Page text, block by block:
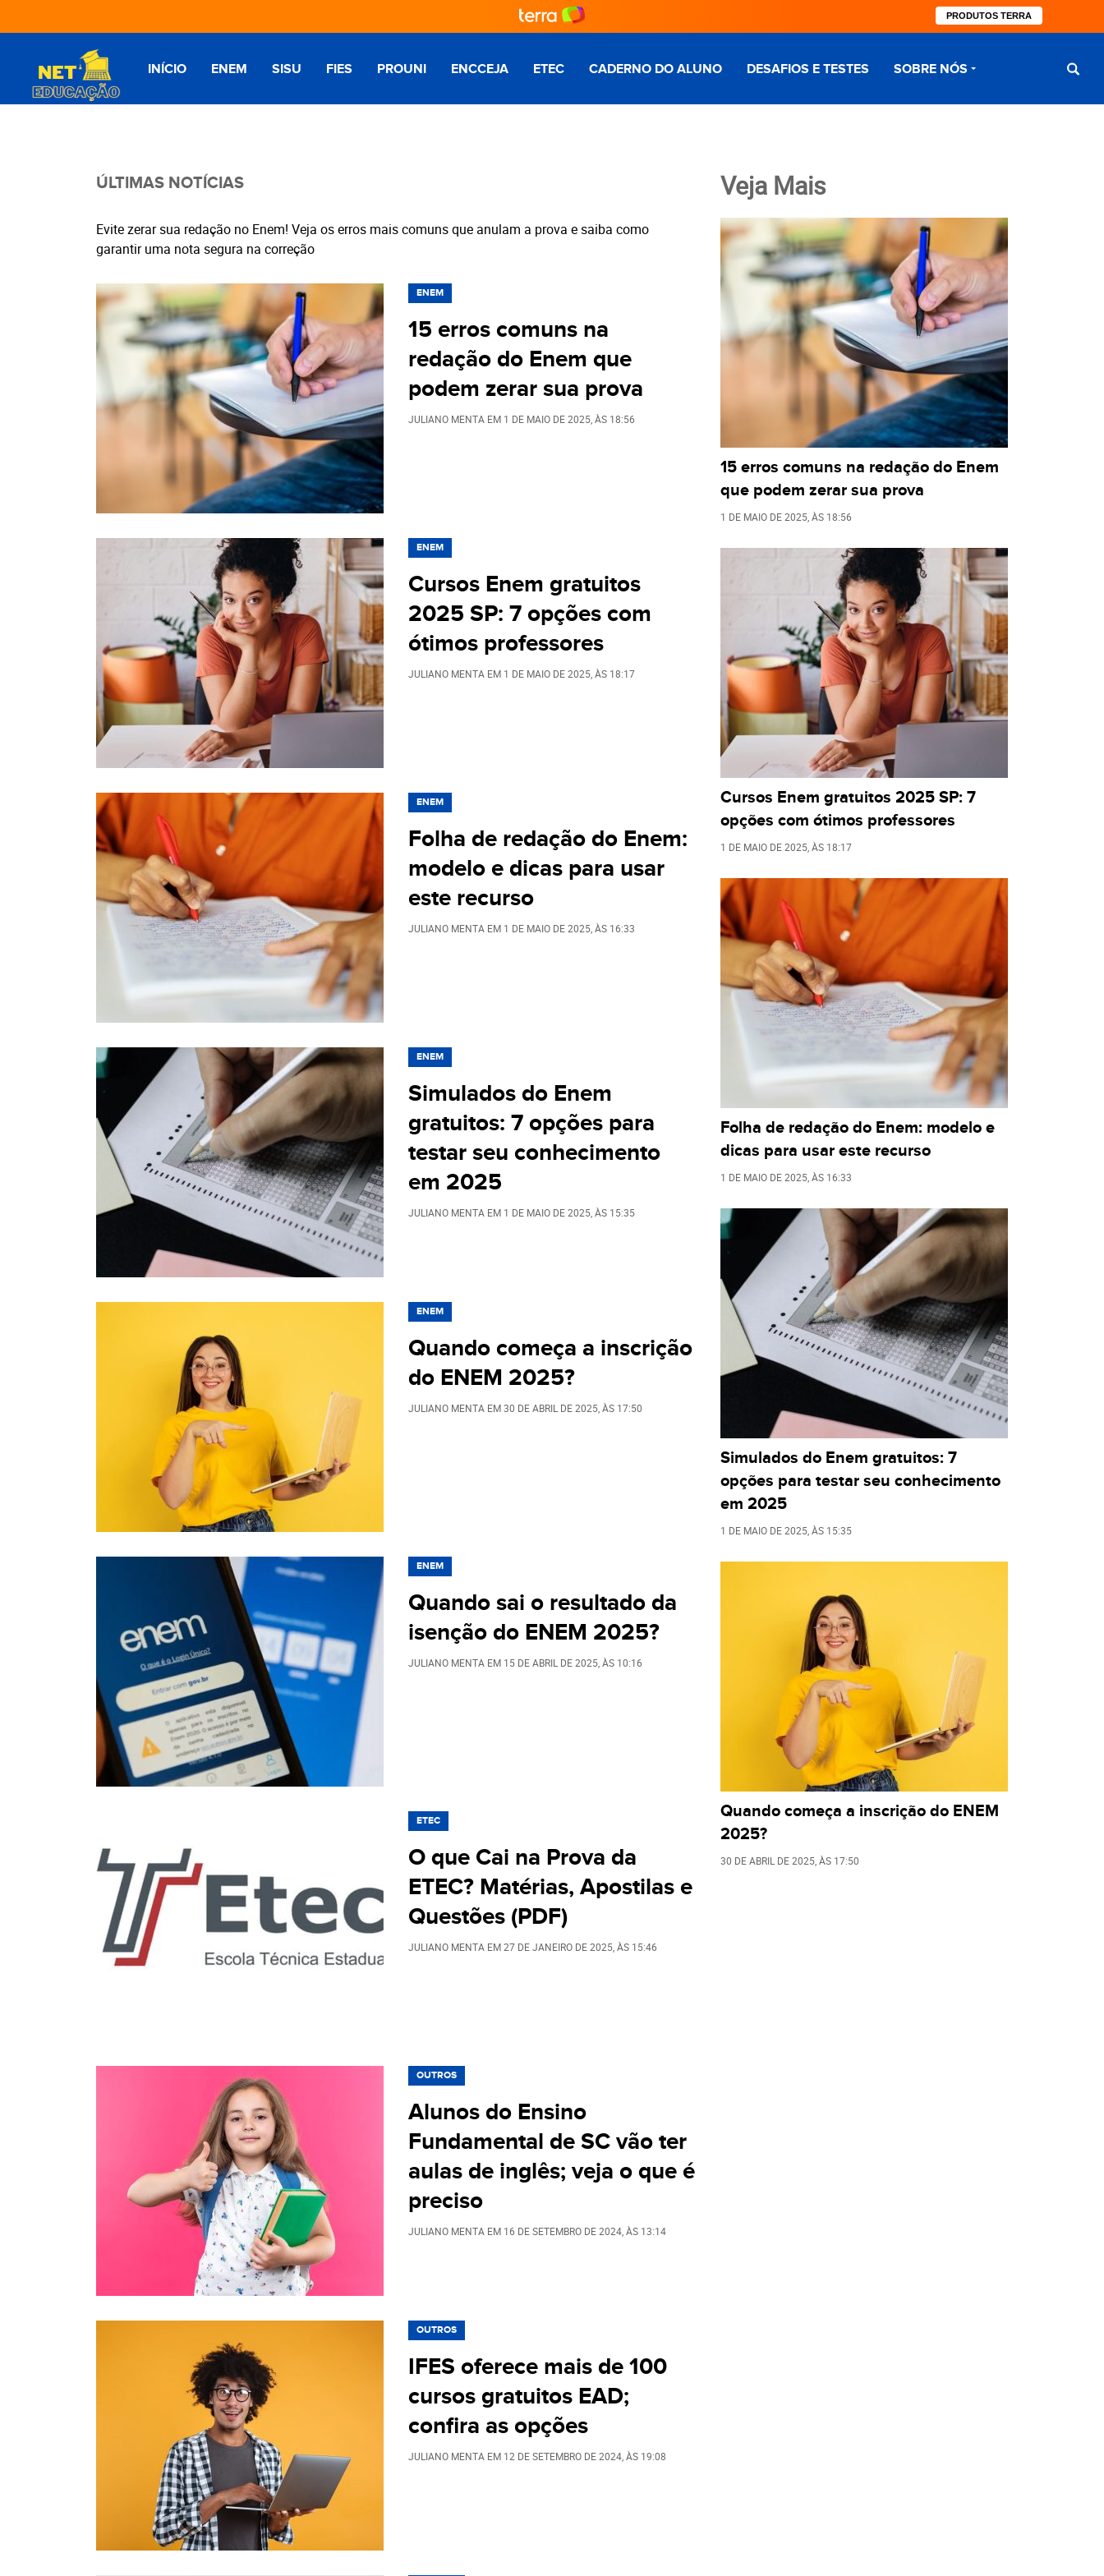
PRODUTOS TERRA
INÍCIO ENEM SISU FIES PROUNI ENCCEJA ETEC CADERNO DO ALUNO DESAFIOS E TESTES SOBRE NÓS
ÚLTIMAS NOTÍCIAS
Evite zerar sua redação no Enem! Veja os erros mais comuns que anulam a prova e saiba como
garantir uma nota segura na correção
ENEM
15 erros comuns na
redação do Enem que
podem zerar sua prova
JULIANO MENTA EM 1 DE MAIO DE 2025 , ÀS 18:56
ENEM
Cursos Enem gratuitos
2025 SP: 7 opções com
ótimos professores
JULIANO MENTA EM 1 DE MAIO DE 2025 , ÀS 18:17
ENEM
Folha de redação do Enem:
modelo e dicas para usar
este recurso
JULIANO MENTA EM 1 DE MAIO DE 2025 , ÀS 16:33
ENEM
Simulados do Enem
gratuitos: 7 opções para
testar seu conhecimento
em 2025
JULIANO MENTA EM 1 DE MAIO DE 2025 , ÀS 15:35
ENEM
Quando começa a inscrição
do ENEM 2025?
JULIANO MENTA EM30 DE ABRIL DE 2025 , ÀS 17:50
ENEM
Quando sai o resultado da
isenção do ENEM 2025?
JULIANO MENTA EM 15 DE ABRIL DE 2025 , ÀS 10:16
ETEC
O que Cai na Prova da
ETEC? Matérias, Apostilas e
Questões (PDF)
JULIANO MENTA EM27 DE JANEIRO DE 2025 , ÀS 15:46
OUTROS
Alunos do Ensino
Fundamental de SC vão ter
aulas de inglês; veja o que é
preciso
JULIANO MENTA EM 16 DE SETEMBRO DE 2024 , ÀS 13:14
OUTROS
IFES oferece mais de 100
cursos gratuitos EAD;
confira as opções
JULIANO MENTA EM 12 DE SETEMBRO DE 2024 , ÀS 19:08
Veja Mais
15 erros comuns na redação do Enem
que podem zerar sua prova
1 DE MAIO DE 2025 , ÀS 18:56
Cursos Enem gratuitos 2025 SP: 7
opções com ótimos professores
1 DE MAIO DE 2025 , ÀS 18:17
Folha de redação do Enem: modelo e
dicas para usar este recurso
1 DE MAIO DE 2025 , ÀS 16:33
Simulados do Enem gratuitos: 7
opções para testar seu conhecimento
em 2025
1 DE MAIO DE 2025 , ÀS 15:35
Quando começa a inscrição do ENEM
2025?
30 DE ABRIL DE 2025 , ÀS 17:50